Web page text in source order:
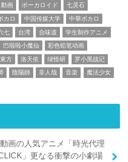
動画 ボーカロイド
七灵石
カロ 中国传媒大学
中華ボカロ
七 台湾 合味道
学生制作アニメ
巴啦啦小魔仙
彩色铅笔动画
東方 洛天依 绿怪研
罗小黑战记
陰陽師 非人哉 音楽 魔法少女
画の人気アニメ「時光代理
」更なる衝撃の小劇場